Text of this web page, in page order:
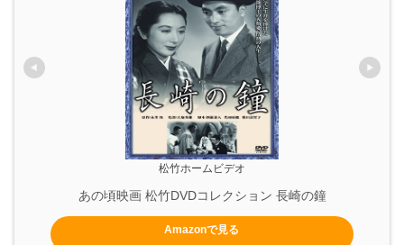
松竹ホームビデオ
あの頃映画 松竹DVDコレクション 長崎の鐘
Amazonで見る